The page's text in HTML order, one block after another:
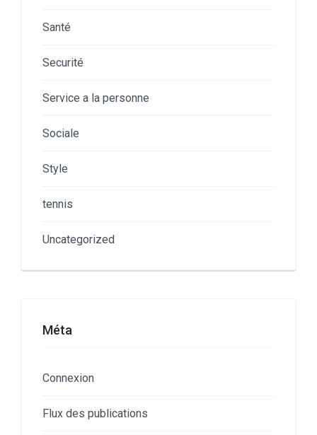
Santé
Securité
Service a la personne
Sociale
Style
tennis
Uncategorized
Méta
Connexion
Flux des publications